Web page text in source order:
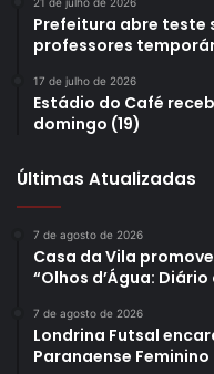
Prefeitura abre
professores
17 de julho de 2026
Estádio do Café
domingo (19)
Últimas Atualizadas
7 de agosto de 2026
Casa da Vila
“Olhos d’Água:
7 de agosto de 2026
Londrina Futsal
Paranaense